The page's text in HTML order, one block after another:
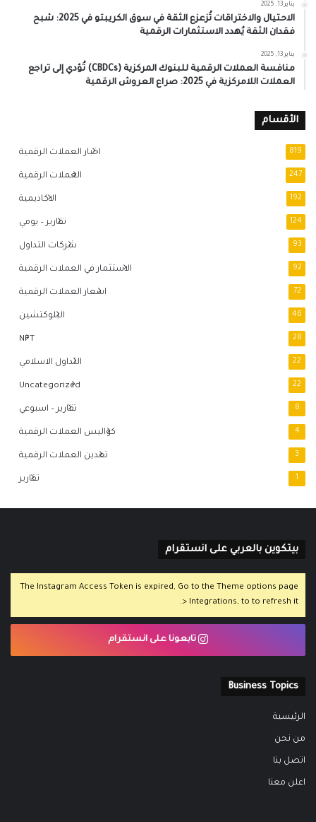
يناير 13, 2025
الاحتيال والاختراقات تُزعزع الثقة في سوق الكريبتو في 2025: شبح
فقدان الثقة يُهدد الاستثمارات الرقمية
يناير 13, 2025
منافسة العملات الرقمية للبنوك المركزية (CBDCs) تُؤدي إلى تراجع
العملات اللامركزية في 2025: صراع العروش الرقمية
الأقسام
اخبار العملات الرقمية 819
العملات الرقمية 247
الاكاديمية 192
تقارير – يومي 124
شركات التداول 93
الاستثمار في العملات الرقمية 92
اسعار العملات الرقمية 72
البلوكتشين 46
NFT 28
التداول الاسلامي 22
Uncategorized 22
تقارير – اسبوعي 8
كواليس العملات الرقمية 4
تعدين العملات الرقمية 3
تقارير 1
بيتكوين بالعربي على انستقرام
The Instagram Access Token is expired, Go to the Theme options page
> Integrations, to to refresh it.
تابعونا على انستقرام
Business Topics
الرئيسية
من نحن
اتصل بنا
اعلن معنا